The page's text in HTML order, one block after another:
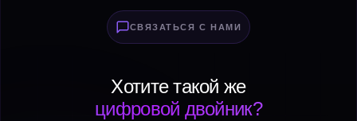
СВЯЗАТЬСЯ С НАМИ
Хотите такой же
цифровой двойник?